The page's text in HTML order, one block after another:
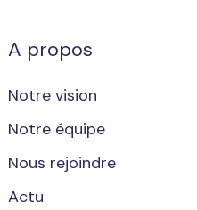
A propos
Notre vision
Notre équipe
Nous rejoindre
Actu